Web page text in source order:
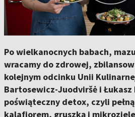
Po wielkanocnych babach,
wracamy do zdrowej,
kolejnym odcinku Unii
Bartosewicz-Juodviršė i
poświąteczny detox, czyli
kalafiorem, gruszką i